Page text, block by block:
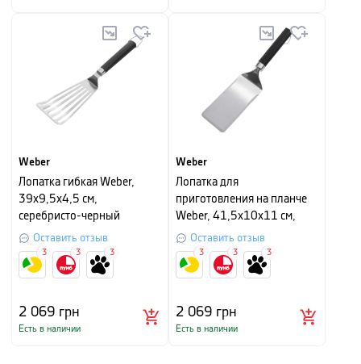
Weber
Лопатка гибкая Weber,
39х9,5х4,5 см,
серебристо-черный
Оставить отзыв
2 069 грн
Есть в наличии
3 3 3
Weber
Лопатка для
приготовления на планче
Weber, 41,5х10х11 см,
серебристо-черный
Оставить отзыв
2 069 грн
Есть в наличии
3 3 3